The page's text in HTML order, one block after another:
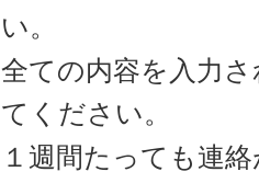
い。
全ての内容を入力
てください。
１週間たっても連